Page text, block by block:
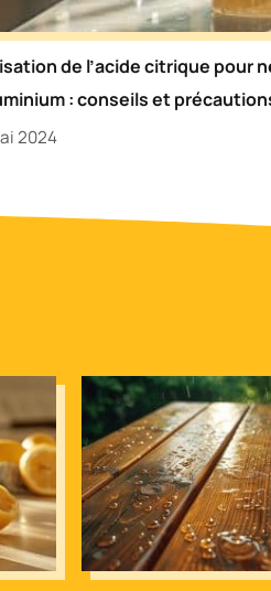
de l’acide citrique pour
: conseils et
2024